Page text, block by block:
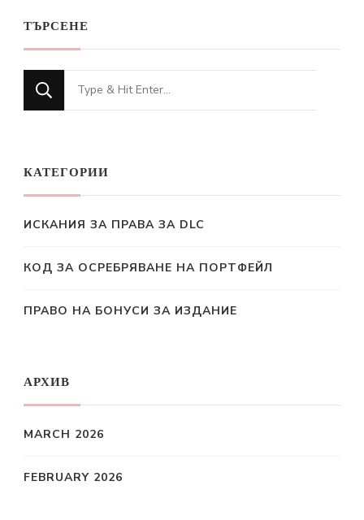
ТЪРСЕНЕ
Looking
for
КАТЕГОРИИ
ИСКАНИЯ ЗА ПРАВА ЗА DLC
КОД ЗА ОСРЕБРЯВАНЕ НА ПОРТФЕЙЛ
ПРАВО НА БОНУСИ ЗА ИЗДАНИЕ
АРХИВ
MARCH 2026
FEBRUARY 2026